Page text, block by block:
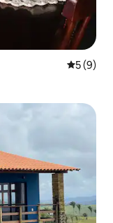
5 (9)